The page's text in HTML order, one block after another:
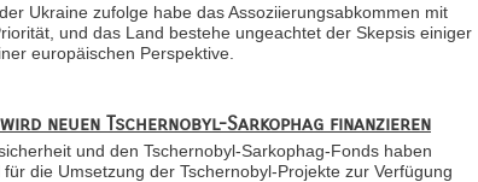
Ukraine zufolge habe das Assoziierungsabkommen mit
und das Land bestehe ungeachtet der Skepsis einiger
europäischen Perspektive.
neuen Tschernobyl-Sarkophag finanzieren
und den Tschernobyl-Sarkophag-Fonds haben
die Umsetzung der Tschernobyl-Projekte zur Verfügung